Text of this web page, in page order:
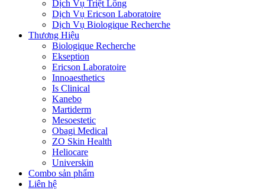
Dịch Vụ Triệt Lông
Dịch Vụ Ericson Laboratoire
Dịch Vụ Biologique Recherche
Thương Hiệu
Biologique Recherche
Ekseption
Ericson Laboratoire
Innoaesthetics
Is Clinical
Kanebo
Martiderm
Mesoestetic
Obagi Medical
ZO Skin Health
Heliocare
Universkin
Combo sản phẩm
Liên hệ